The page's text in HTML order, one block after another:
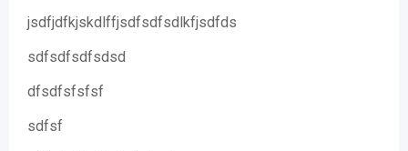
jsdfjdfkjskdlffjsdfsdfsdlkfjsdfds
sdfsdfsdfsdsd
dfsdfsfsfsf
sdfsf